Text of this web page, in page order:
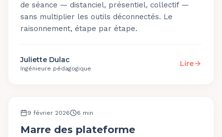
de séance — distanciel, présentiel, collectif —
sans multiplier les outils déconnectés. Le
raisonnement, étape par étape.
Juliette Dulac
Ingénieure pédagogique
Lire
OUTILS ET PLATEFORME
9 février 2026 6 min
Marre des plateforme